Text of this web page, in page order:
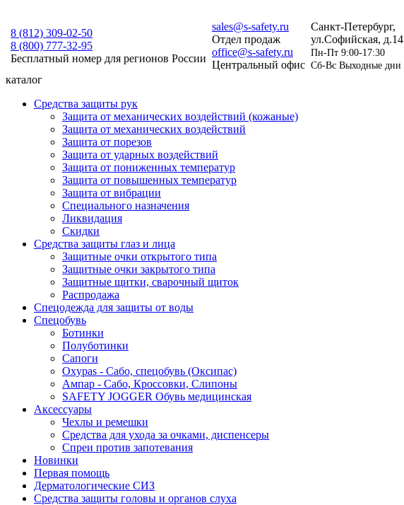
8 (812) 309-02-50
8 (800) 777-32-95
Бесплатный номер для регионов России
sales@s-safety.ru
Отдел продаж
office@s-safety.ru
Центральный офис
Санкт-Петербург,
ул.Софийская, д.14
Пн-Пт 9:00-17:30
Сб-Вс Выходные дни
каталог
Средства защиты рук
Защита от механических воздействий (кожаные)
Защита от механических воздействий
Защита от порезов
Защита от ударных воздействий
Защита от пониженных температур
Защита от повышенных температур
Защита от вибрации
Специального назначения
Ликвидация
Скидки
Средства защиты глаз и лица
Защитные очки открытого типа
Защитные очки закрытого типа
Защитные щитки, сварочный щиток
Распродажа
Спецодежда для защиты от воды
Спецобувь
Ботинки
Полуботинки
Сапоги
Oxypas - Сабо, спецобувь (Оксипас)
Ампар - Сабо, Кроссовки, Слипоны
SAFETY JOGGER Обувь медицинская
Аксессуары
Чехлы и ремешки
Средства для ухода за очками, диспенсеры
Спреи против запотевания
Новинки
Первая помощь
Дерматологические СИЗ
Средства защиты головы и органов слуха